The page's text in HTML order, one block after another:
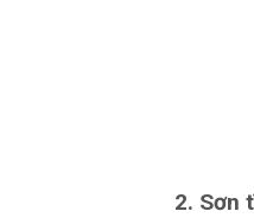
2. Sơn